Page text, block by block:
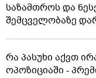
საზამთროს და
შემცველობაზე
რა პასუხი აქვთ
ოპოზიციაში -